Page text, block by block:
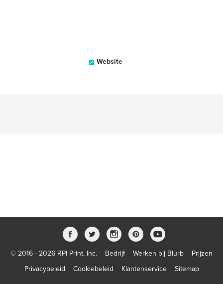
Website
© 2016 - 2026 RPI Print, Inc. Bedrijf Werken bij Blurb
Prijzen
Privacybeleid
Cookiebeleid Klantenservice Sitemap